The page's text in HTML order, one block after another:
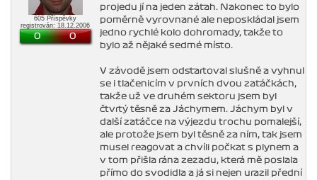
605 Příspěvky
registrován: 18.12.2006
0 0
projedu jí na jeden zátah. Nakonec to bylo
poměrně vyrovnané ale neposkládal jsem
jedno rychlé kolo dohromady, takže to
bylo až nějaké sedmé místo.
V závodě jsem odstartoval slušně a vyhnul
se i tlačenicím v prvních dvou zatáčkách,
takže už ve druhém sektoru jsem byl
čtvrtý těsně za Jáchymem. Jáchym byl v
další zatáčce na výjezdu trochu pomalejší,
ale protože jsem byl těsně za ním, tak jsem
musel reagovat a chvíli počkat s plynem a
v tom přišla rána zezadu, která mě poslala
přímo do svodidla a já si nejen urazil přední